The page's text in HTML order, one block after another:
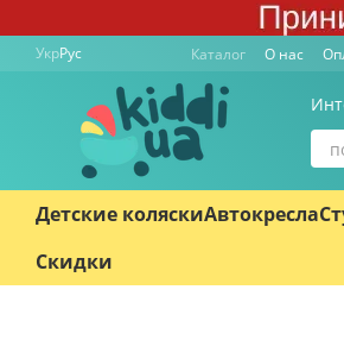
Перейти к основному контенту
УкрРус Каталог О нас
Детские коляскиАвтокресла
Скидки